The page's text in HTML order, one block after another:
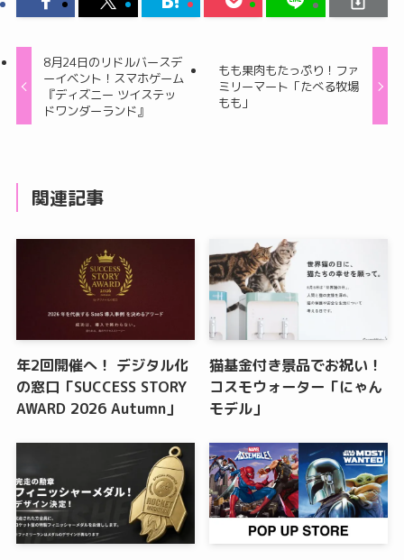
8月24日のリドルバースデ
ーイベント！スマホゲーム
『ディズニー ツイステッ
ドワンダーランド』
もも果肉もたっぷり！ファ
ミリーマート「たべる牧場
もも」
関連記事
年2回開催へ！ デジタル化
の窓口「SUCCESS STORY
AWARD 2026 Autumn」
猫基金付き景品でお祝い！
コスモウォーター「にゃん
モデル」